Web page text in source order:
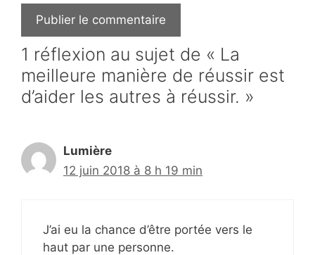
1 réflexion au sujet de « La
meilleure manière de réussir est
d’aider les autres à réussir. »
Lumière
12 juin 2018 à 8 h 19 min
J’ai eu la chance d’être portée vers le
haut par une personne.